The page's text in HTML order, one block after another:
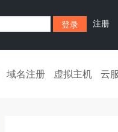
注册
域名注册 虚拟主机 云